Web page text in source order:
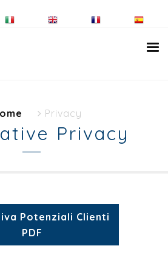
Privacy
Privacy
Potenziali Clienti
PDF